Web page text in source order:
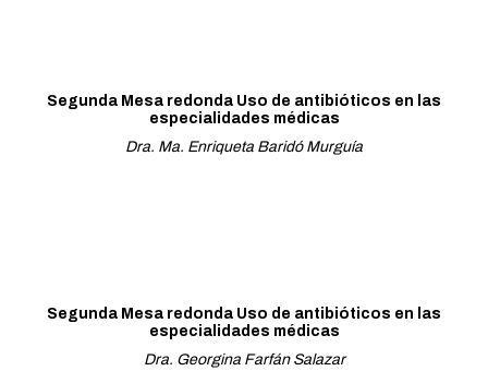
Segunda Mesa redonda Uso de antibióticos en las
especialidades médicas
Dra. Ma. Enriqueta Baridó Murguía
Segunda Mesa redonda Uso de antibióticos en las
especialidades médicas
Dra. Georgina Farfán Salazar